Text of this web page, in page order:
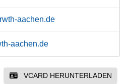
aachen.de
aachen.de
VCARD HERUNTERLADEN